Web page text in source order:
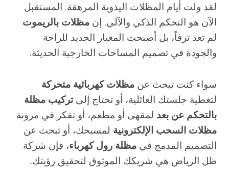
لقد ولت أيام المظلات اليدوية المرهقة. المستقبل
الآن هو التحكم الذكي والآلي. إن مظلات بالريموت
لم تعد ترفاً، بل أصبحت المعيار الجديد للراحة
والجودة في تصميم المساحات الخارجية الحديثة.
سواء كنت تبحث عن مظلات كهربائية متحركة
لتغطية جلستك العائلية، أو تحتاج إلىتركيب مظلة
بالتحكم عن بعد لمقهى أو مطعم، أو تفكر في مرونة
مظلات السحب الإلكترونية لمسبحك، أو تبحث عن
التصميم المدمج في مظلة رول كهرباء، فإن شركة
ظل الرياض هي شريكك الموثوق لتحقيق رؤيتك.